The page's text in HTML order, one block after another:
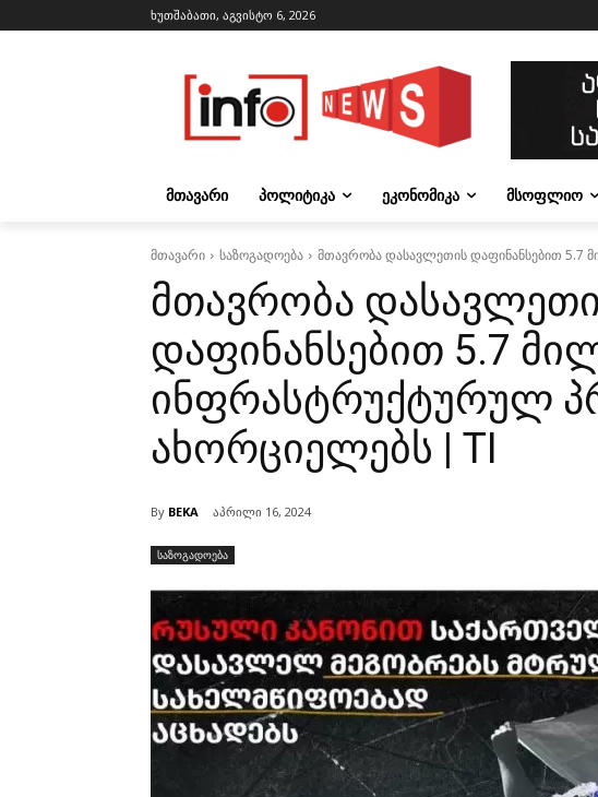
ხუთშაბათი, აგვისტო 6, 2026
ᲛᲗᲐᲕᲐᲠᲘ ᲞᲝᲚᲘᲢᲘᲙᲐ ᲔᲙᲝᲜᲝᲛᲘᲙᲐ ᲛᲡᲝᲤᲚᲘᲝ
მთავარი საზოგადოება მთავრობა დასავლეთის დაფინანსებით
მთავრობა
დაფინანსებით 5.7
ინფრასტრუქტურულ
ახორციელებს | TI
By BEKA აპრილი 16, 2024
საზოგადოება